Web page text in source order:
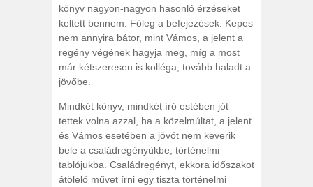
könyv nagyon-nagyon hasonló érzéseket
keltett bennem. Főleg a befejezések. Kepes
nem annyira bátor, mint Vámos, a jelent a
regény végének hagyja meg, míg a most
már kétszeresen is kolléga, tovább haladt a
jövőbe.
Mindkét könyv, mindkét író estében jót
tettek volna azzal, ha a közelmúltat, a jelent
és Vámos esetében a jövőt nem keverik
bele a családregényükbe, történelmi
tablójukba. Családregényt, ekkora időszakot
átölelő művet írni egy tiszta történelmi